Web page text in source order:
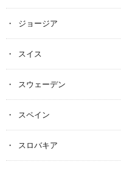
ジョージア
スイス
スウェーデン
スペイン
スロバキア